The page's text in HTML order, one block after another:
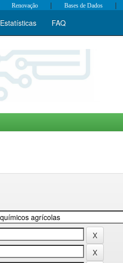
Renovação | Bases de Dados |
Estatísticas FAQ